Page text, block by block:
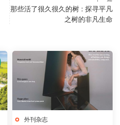
那些活了很久很久的树 : 探寻平凡
之树的非凡生命
外刊杂志